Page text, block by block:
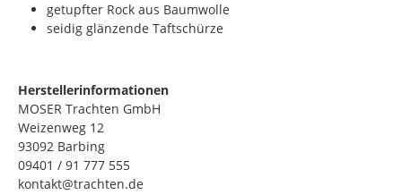
getupfter Rock aus Baumwolle
seidig glänzende Taftschürze
Herstellerinformationen
MOSER Trachten GmbH
Weizenweg 12
93092 Barbing
09401 / 91 777 555
kontakt@trachten.de